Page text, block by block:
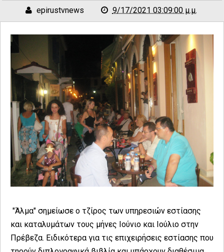
epirustvnews 9/17/2021 03:09:00 μ.μ.
"Άλμα" σημείωσε ο τζίρος των υπηρεσιών εστίασης
και καταλυμάτων τους μήνες Ιούνιο και Ιούλιο στην
Πρέβεζα. Ειδικότερα για τις επιχειρήσεις εστίασης που